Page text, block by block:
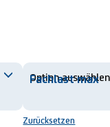
Fachlast max
Zurücksetzen